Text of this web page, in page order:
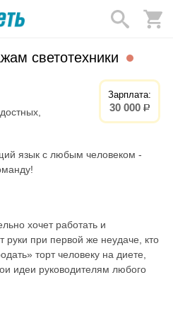
светотехники
Зарплата:
30 000 р.
язык с любым человеком -
хочет работать и
руки при первой же неудаче, кто
торт человеку на диете,
идеи руководителям любого